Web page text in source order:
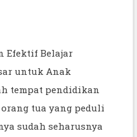
Efektif Belajar
untuk Anak
tempat pendidikan
orang tua yang peduli
sudah seharusnya